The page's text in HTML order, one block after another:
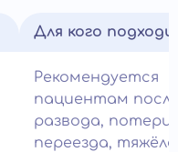
Для кого
Рекомендуется
пациентам
развода,
переезда,